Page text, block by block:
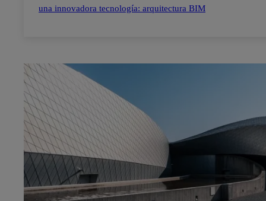
una innovadora tecnología: arquitectura BIM